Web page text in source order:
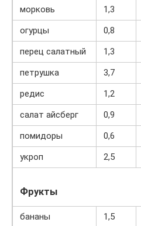
морковь
1,3
огурцы
0,8
перец салатный
1,3
петрушка
3,7
редис
1,2
салат айсберг
0,9
помидоры
0,6
укроп
2,5
Фрукты
бананы 1,5